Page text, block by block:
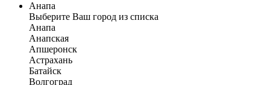
Анапа
Выберите Ваш город из списка
Анапа
Анапская
Апшеронск
Астрахань
Батайск
Волгоград